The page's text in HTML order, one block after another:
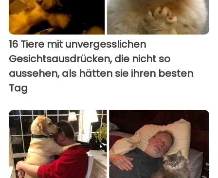
16 Tiere mit unvergesslichen
Gesichtsausdrücken, die nicht so
aussehen, als hätten sie ihren besten
Tag